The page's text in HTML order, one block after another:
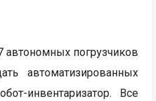
автономных погрузчиков
автоматизированных
инвентаризатор. Все